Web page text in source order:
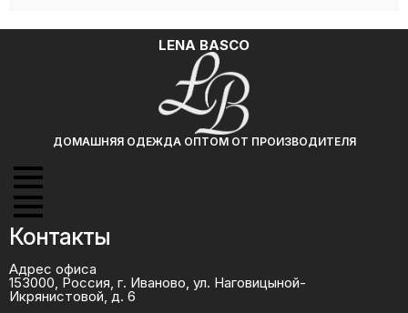
LENA BASCO
ДОМАШНЯЯ ОДЕЖДА ОПТОМ ОТ ПРОИЗВОДИТЕЛЯ
Контакты
Адрес офиса
153000, Россия, г. Иваново, ул. Наговицыной-
Икрянистовой, д. 6